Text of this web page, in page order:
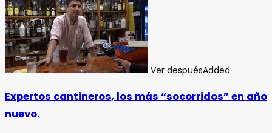
Ver despuésAdded
Expertos cantineros, los más “socorridos” en año
nuevo.